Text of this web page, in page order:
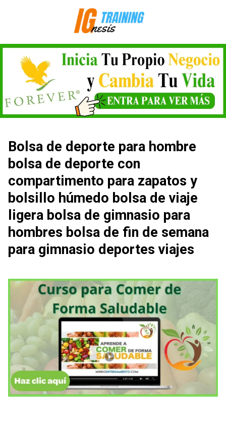
Bolsa de deporte para hombre
bolsa de deporte con
compartimento para zapatos y
bolsillo húmedo bolsa de viaje
ligera bolsa de gimnasio para
hombres bolsa de fin de semana
para gimnasio deportes viajes